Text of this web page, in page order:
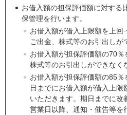
お借入額の担保評価額に対する
保管理を行います。
お借入額が借入上限額を上
ご出金、株式等のお引出しが
お借入額が担保評価額の70
株式等のお引出しができなく
お借入額が担保評価額の85
日までにお借入額が借入上
いただきます。期日までに改
営業日以降、通知・催告等を